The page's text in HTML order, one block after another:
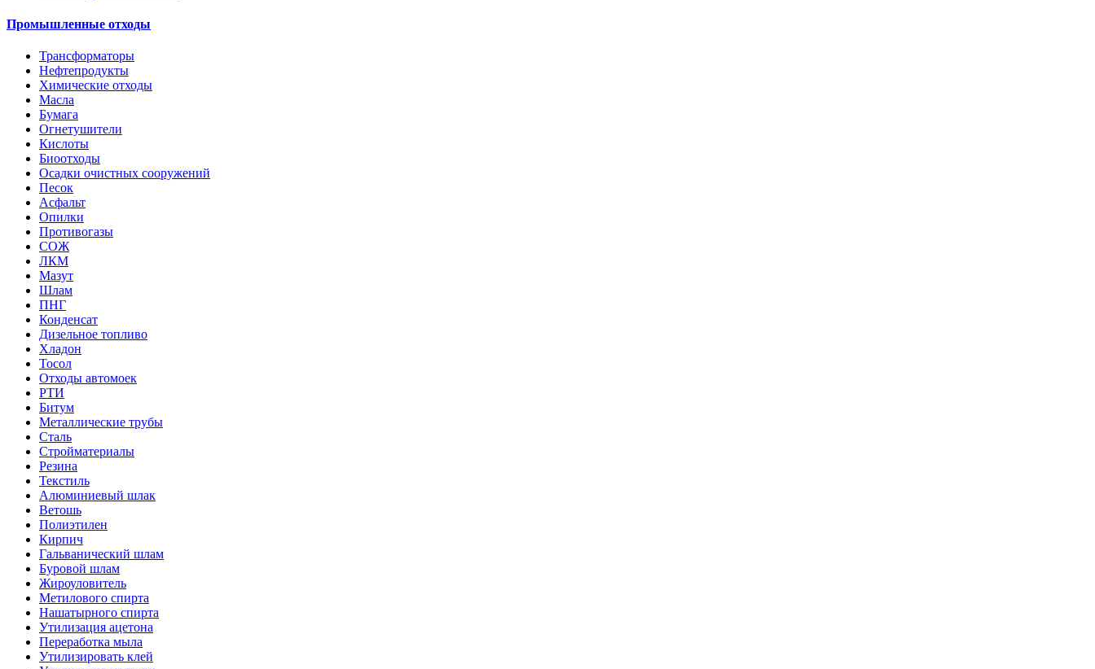
Промышленные отходы
Трансформаторы
Нефтепродукты
Химические отходы
Масла
Бумага
Огнетушители
Кислоты
Биоотходы
Осадки очистных сооружений
Песок
Асфальт
Опилки
Противогазы
СОЖ
ЛКМ
Мазут
Шлам
ПНГ
Конденсат
Дизельное топливо
Хладон
Тосол
Отходы автомоек
РТИ
Битум
Металлические трубы
Сталь
Стройматериалы
Резина
Текстиль
Алюминиевый шлак
Ветошь
Полиэтилен
Кирпич
Гальванический шлам
Буровой шлам
Жироуловитель
Метилового спирта
Нашатырного спирта
Утилизация ацетона
Переработка мыла
Утилизировать клей